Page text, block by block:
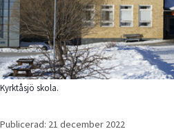
Kyrktåsjö skola.
Publicerad: 21 december 2022